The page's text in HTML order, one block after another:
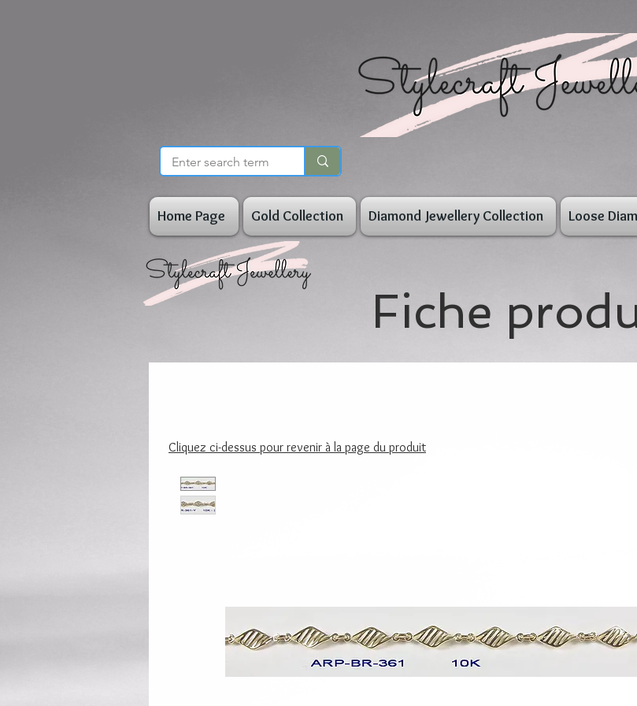
Home Page Gold Collection Diamond Jewellery Collection Loose
Fiche
Cliquez ci-dessus pour revenir à la page du produit